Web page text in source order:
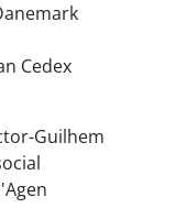
Cedex
Guilhem